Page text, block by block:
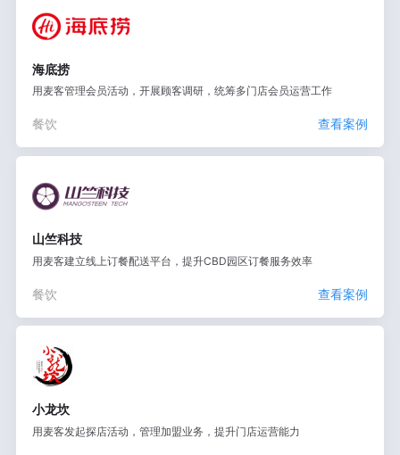
海底捞
用麦客管理会员活动，开展顾客调研，统筹多门店会员运营工作
餐饮 查看案例
山竺科技
用麦客建立线上订餐配送平台，提升CBD园区订餐服务效率
餐饮 查看案例
小龙坎
用麦客发起探店活动，管理加盟业务，提升门店运营能力